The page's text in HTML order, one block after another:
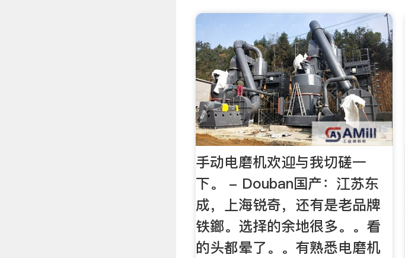
手动电磨机欢迎与我切磋一
下。 - Douban国产：江苏东
成，上海锐奇，还有是老品牌
铁鎯。选择的余地很多。。看
的头都晕了。。有熟悉电磨机